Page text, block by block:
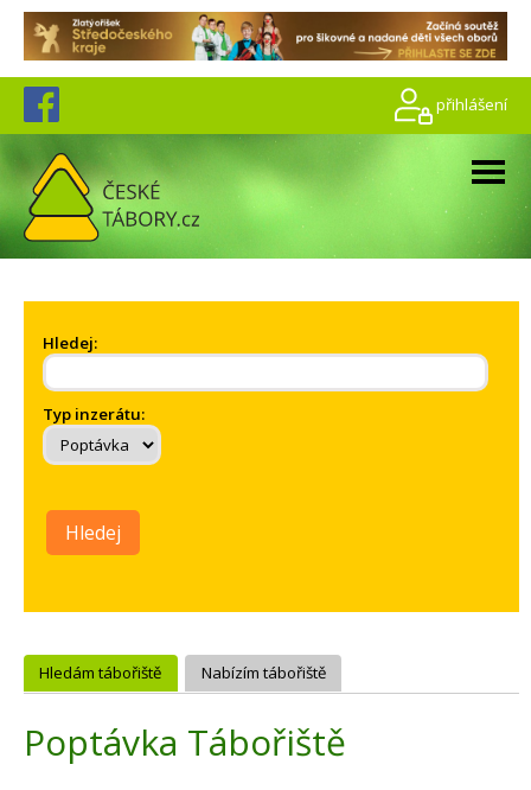
přihlášení
Hledej:
Typ inzerátu:
Hledej
Hledám tábořiště Nabízím tábořiště
Poptávka Tábořiště